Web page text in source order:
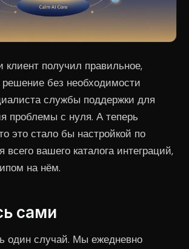
клиент получил правильное,
решение без необходимости
службы поддержки для
проблемы с нуля. А теперь
это стало бы настройкой по
вашего каталога интеграций,
на нём.
сами
один случай. Мы ежедневно